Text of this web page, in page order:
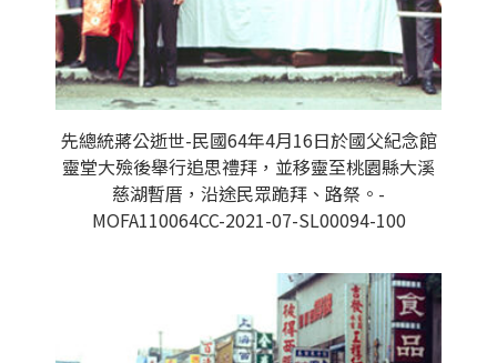
先總統蔣公逝世-民國64年4月16日於國父紀念館
靈堂大殮後舉行追思禮拜，並移靈至桃園縣大溪
慈湖暫厝，沿途民眾跪拜、路祭。-
MOFA110064CC-2021-07-SL00094-100